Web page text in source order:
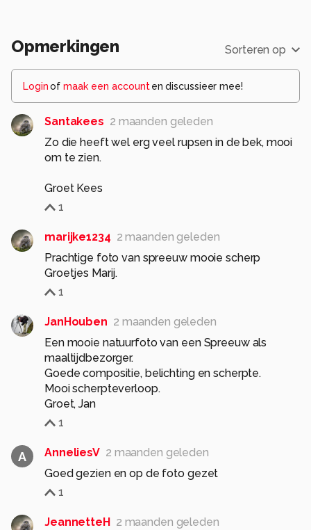
Opmerkingen Sorteren op
Loginof maak een account en discussieer mee!
Santakees 2 maanden geleden
Zo die heeft wel erg veel rupsen in de bek, mooi
om te zien.
Groet Kees
1
marijke1234 2 maanden geleden
Prachtige foto van spreeuw mooie scherp
Groetjes Marij.
1
JanHouben 2 maanden geleden
Een mooie natuurfoto van een Spreeuw als
maaltijdbezorger.
Goede compositie, belichting en scherpte.
Mooi scherpteverloop.
Groet, Jan
1
A AnneliesV 2 maanden geleden
Goed gezien en op de foto gezet
1
JeannetteH 2 maanden geleden